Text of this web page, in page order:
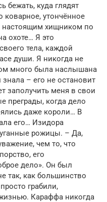
бежать, куда глядят
коварное, утончённое
хищником по
охоте… Я это
тела, каждой
души. Я никогда не
много была наслышана
– его не остановит
заполучить меня в свои
преграды, когда дело
даже короли… В
его… Изидора
рожицы. – Да,
чем то, что
его
дело». Он был
так, как большинство
грабили,
Караффа никогда